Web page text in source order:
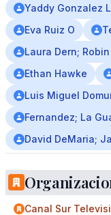
Yaddy Gonzalez
Eva Ruiz O
Laura Dern;
Ethan Hawke
Luis Miguel
Fernandez; La
David DeMaria;
Canal Sur